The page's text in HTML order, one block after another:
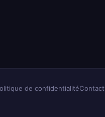
de confidentialitéContact